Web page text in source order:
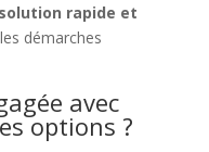
solution rapide et
démarches
avec
options ?